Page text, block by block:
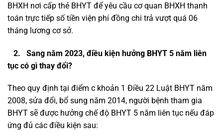
BHXH nơi cấp thẻ BHYT để yêu cầu cơ quan BHXH thanh
toán trực tiếp số tiền viện phí đồng chi trả vượt quá 06
tháng lương cơ sở.
2. Sang năm 2023, điều kiện hưởng BHYT 5 năm liên
tục có gì thay đổi?
Theo quy định tại điểm c khoản 1 Điều 22 Luật BHYT năm
2008, sửa đổi, bổ sung năm 2014, người bệnh tham gia
BHYT sẽ được hưởng chế độ BHYT 5 năm liên tục nếu đáp
ứng đủ các điều kiện sau: